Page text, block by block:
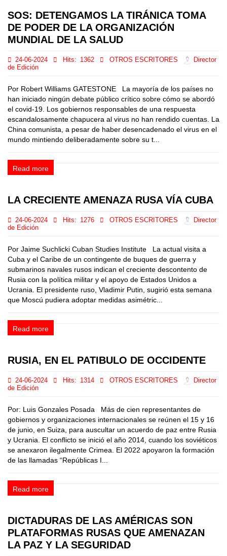
SOS: DETENGAMOS LA TIRÁNICA TOMA
DE PODER DE LA ORGANIZACIÓN
MUNDIAL DE LA SALUD
24-06-2024 Hits: 1362 OTROS ESCRITORES
Director
de Edición
Por Robert Williams GATESTONE La mayoría de los países no
han iniciado ningún debate público crítico sobre cómo se abordó
el covid-19. Los gobiernos responsables de una respuesta
escandalosamente chapucera al virus no han rendido cuentas. La
China comunista, a pesar de haber desencadenado el virus en el
mundo mintiendo deliberadamente sobre su t...
Read more
LA CRECIENTE AMENAZA RUSA VÍA CUBA
24-06-2024 Hits: 1276 OTROS ESCRITORES
Director
de Edición
Por Jaime Suchlicki Cuban Studies Institute La actual visita a
Cuba y el Caribe de un contingente de buques de guerra y
submarinos navales rusos indican el creciente descontento de
Rusia con la política militar y el apoyo de Estados Unidos a
Ucrania. El presidente ruso, Vladimir Putin, sugirió esta semana
que Moscú pudiera adoptar medidas asimétric...
Read more
RUSIA, EN EL PATIBULO DE OCCIDENTE
24-06-2024 Hits: 1314 OTROS ESCRITORES
Director
de Edición
Por: Luis Gonzales Posada Más de cien representantes de
gobiernos y organizaciones internacionales se reúnen el 15 y 16
de junio, en Suiza, para auscultar un acuerdo de paz entre Rusia
y Ucrania. El conflicto se inició el año 2014, cuando los soviéticos
se anexaron ilegalmente Crimea. El 2022 apoyaron la formación
de las llamadas “Repúblicas I...
Read more
DICTADURAS DE LAS AMÉRICAS SON
PLATAFORMAS RUSAS QUE AMENAZAN
LA PAZ Y LA SEGURIDAD